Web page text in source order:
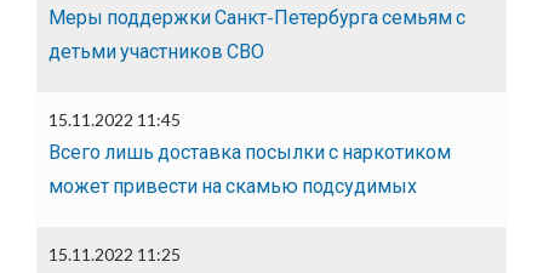
Меры поддержки Санкт-Петербурга семьям с
детьми участников СВО
15.11.2022 11:45
Всего лишь доставка посылки с наркотиком
может привести на скамью подсудимых
15.11.2022 11:25